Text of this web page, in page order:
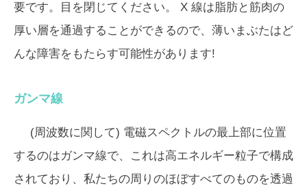
要です。目を閉じてください。 X 線は脂肪と筋肉の
厚い層を通過することができるので、薄いまぶたはど
んな障害をもたらす可能性があります!
ガンマ線
(周波数に関して) 電磁スペクトルの最上部に位置
するのはガンマ線で、これは高エネルギー粒子で構成
されており、私たちの周りのほぼすべてのものを透過